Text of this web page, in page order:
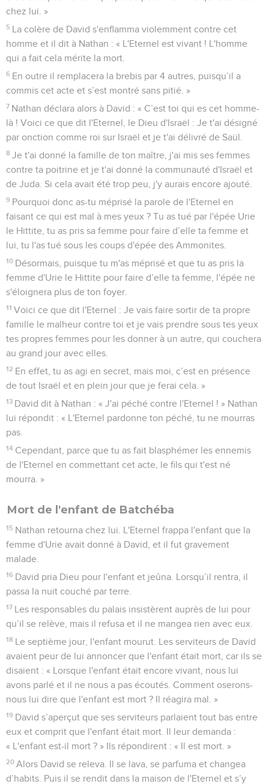
chez lui. »
5 La colère de David s'enflamma violemment contre cet
homme et il dit à Nathan : « L'Eternel est vivant ! L'homme
qui a fait cela mérite la mort.
6 En outre il remplacera la brebis par 4 autres, puisqu’il a
commis cet acte et s’est montré sans pitié. »
7 Nathan déclara alors à David : « C’est toi qui es cet homme-
là ! Voici ce que dit l'Eternel, le Dieu d'Israël : Je t'ai désigné
par onction comme roi sur Israël et je t'ai délivré de Saül.
8 Je t'ai donné la famille de ton maître, j'ai mis ses femmes
contre ta poitrine et je t'ai donné la communauté d'Israël et
de Juda. Si cela avait été trop peu, j'y aurais encore ajouté.
9 Pourquoi donc as-tu méprisé la parole de l'Eternel en
faisant ce qui est mal à mes yeux ? Tu as tué par l'épée Urie
le Hittite, tu as pris sa femme pour faire d’elle ta femme et
lui, tu l'as tué sous les coups d'épée des Ammonites.
10 Désormais, puisque tu m'as méprisé et que tu as pris la
femme d'Urie le Hittite pour faire d’elle ta femme, l'épée ne
s'éloignera plus de ton foyer.
11 Voici ce que dit l'Eternel : Je vais faire sortir de ta propre
famille le malheur contre toi et je vais prendre sous tes yeux
tes propres femmes pour les donner à un autre, qui couchera
au grand jour avec elles.
12 En effet, tu as agi en secret, mais moi, c’est en présence
de tout Israël et en plein jour que je ferai cela. »
13 David dit à Nathan : « J'ai péché contre l'Eternel ! » Nathan
lui répondit : « L'Eternel pardonne ton péché, tu ne mourras
pas.
14 Cependant, parce que tu as fait blasphémer les ennemis
de l'Eternel en commettant cet acte, le fils qui t'est né
mourra. »
Mort de l'enfant de Batchéba
15 Nathan retourna chez lui. L'Eternel frappa l'enfant que la
femme d'Urie avait donné à David, et il fut gravement
malade.
16 David pria Dieu pour l'enfant et jeûna. Lorsqu’il rentra, il
passa la nuit couché par terre.
17 Les responsables du palais insistèrent auprès de lui pour
qu’il se relève, mais il refusa et il ne mangea rien avec eux.
18 Le septième jour, l'enfant mourut. Les serviteurs de David
avaient peur de lui annoncer que l'enfant était mort, car ils se
disaient : « Lorsque l'enfant était encore vivant, nous lui
avons parlé et il ne nous a pas écoutés. Comment oserons-
nous lui dire que l'enfant est mort ? Il réagira mal. »
19 David s’aperçut que ses serviteurs parlaient tout bas entre
eux et comprit que l'enfant était mort. Il leur demanda :
« L'enfant est-il mort ? » Ils répondirent : « Il est mort. »
20 Alors David se releva. Il se lava, se parfuma et changea
d’habits. Puis il se rendit dans la maison de l'Eternel et s’y